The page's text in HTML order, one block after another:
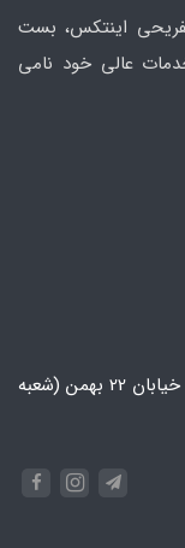
اینتکس، بست
عالی خود نامی
تهران، پونک، خیابان ایران زمین جنوبی، خیابان 22 بهمن (شعبه